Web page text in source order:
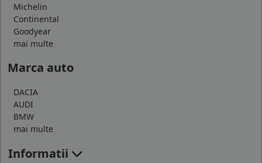
Michelin
Continental
Goodyear
mai multe
Marca auto
DACIA
AUDI
BMW
mai multe
Informatii